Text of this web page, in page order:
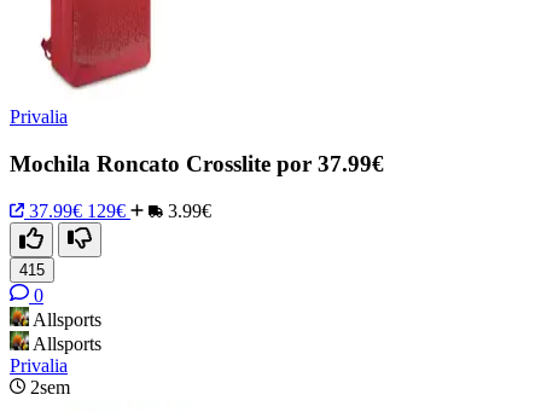
Privalia
Mochila Roncato Crosslite por 37.99€
37.99€ 129€ 3.99€
415
0
Allsports
Allsports
Privalia
2sem